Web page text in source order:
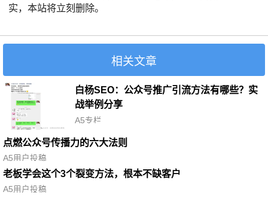
实，本站将立刻删除。
相关文章
白杨SEO：公众号推广引流方法有哪些？实
战举例分享
A5专栏
点燃公众号传播力的六大法则
A5用户投稿
老板学会这个3个裂变方法，根本不缺客户
A5用户投稿